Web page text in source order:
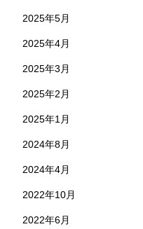
2025年5月
2025年4月
2025年3月
2025年2月
2025年1月
2024年8月
2024年4月
2022年10月
2022年6月